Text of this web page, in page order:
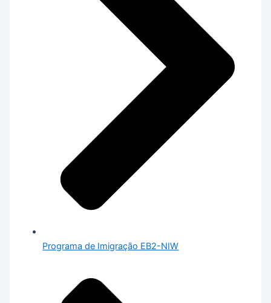
Programa de Imigração EB2-NIW